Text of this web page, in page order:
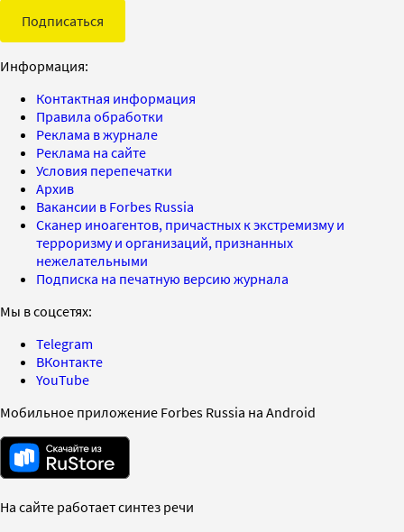
Подписаться
Информация:
Контактная информация
Правила обработки
Реклама в журнале
Реклама на сайте
Условия перепечатки
Архив
Вакансии в Forbes Russia
Сканер иноагентов, причастных к экстремизму и
терроризму и организаций, признанных
нежелательными
Подписка на печатную версию журнала
Мы в соцсетях:
Telegram
ВКонтакте
YouTube
Мобильное приложение Forbes Russia на Android
На сайте работает синтез речи